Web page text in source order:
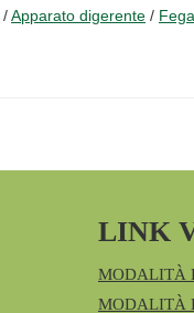
/Apparato digerente /
LINK
MODALITÀ
MODALITÀ